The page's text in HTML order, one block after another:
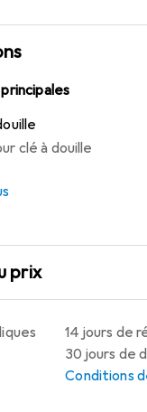
clé à douille
prix
14 jours de
30 jours de
Conditions